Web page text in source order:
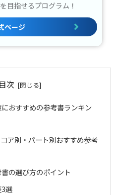
目指せるプログラム！
ページ
次
おすすめの参考書ランキン
ア別・パート別おすすめ参考
の選び方のポイント
選